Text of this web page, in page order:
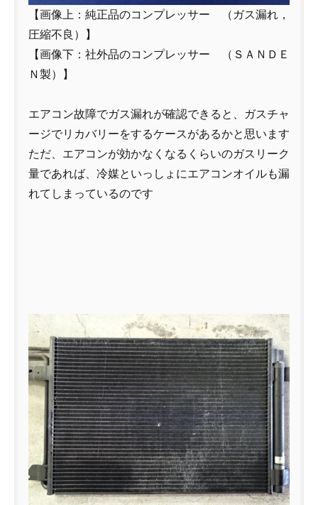
【画像上：純正品のコンプレッサー （ガス漏れ，
圧縮不良）】
【画像下：社外品のコンプレッサー （ＳＡＮＤＥ
Ｎ製）】
エアコン故障でガス漏れが確認できると、ガスチャ
ージでリカバリーをするケースがあるかと思います
ただ、エアコンが効かなくなるくらいのガスリーク
量であれば、冷媒といっしょにエアコンオイルも漏
れてしまっているのです